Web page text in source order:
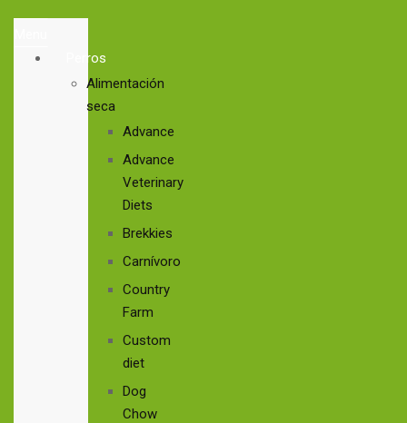
Perros
Alimentación
seca
Advance
Advance
Veterinary
Diets
Brekkies
Carnívoro
Country
Farm
Custom
diet
Dog
Chow